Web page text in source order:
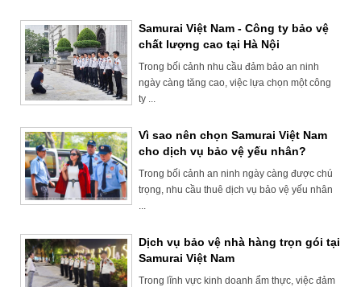
Samurai Việt Nam - Công ty bảo vệ
chất lượng cao tại Hà Nội
Trong bối cảnh nhu cầu đảm bảo an ninh
ngày càng tăng cao, việc lựa chọn một công
ty ...
Vì sao nên chọn Samurai Việt Nam
cho dịch vụ bảo vệ yếu nhân?
Trong bối cảnh an ninh ngày càng được chú
trọng, nhu cầu thuê dịch vụ bảo vệ yếu nhân
...
Dịch vụ bảo vệ nhà hàng trọn gói tại
Samurai Việt Nam
Trong lĩnh vực kinh doanh ẩm thực, việc đảm